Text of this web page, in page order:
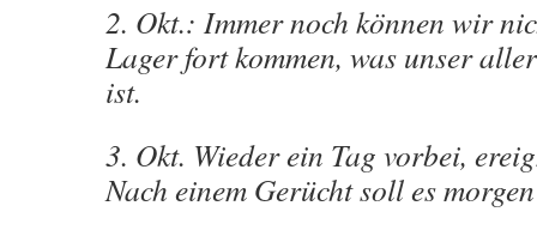
2. Okt.: Immer noch können wir
Lager fort kommen, was unser
ist.
3. Okt. Wieder ein Tag vorbei,
Nach einem Gerücht soll es